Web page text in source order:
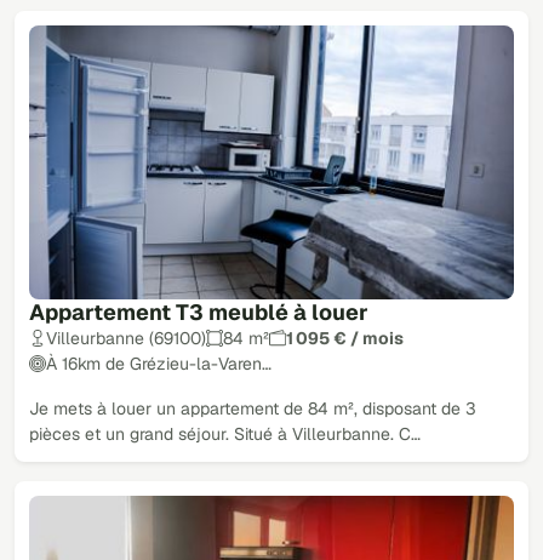
Appartement T3 meublé à louer
Villeurbanne (69100) 84 m²
1 095 € / mois
À 16km de Grézieu-la-Varen…
Je mets à louer un appartement de 84 m², disposant de 3
pièces et un grand séjour. Situé à Villeurbanne. C…